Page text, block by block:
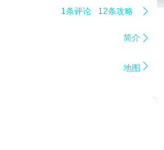
1条评论 12条攻略 
简介 
地图 